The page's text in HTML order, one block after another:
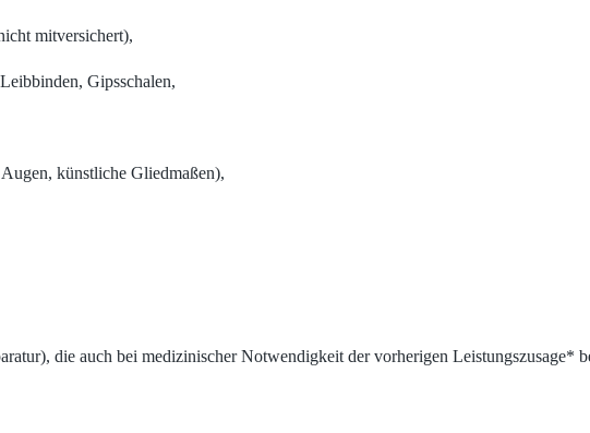
mitversichert),
Gipsschalen,
künstliche Gliedmaßen),
die auch bei medizinischer Notwendigkeit der vorherigen Leistungszusage*